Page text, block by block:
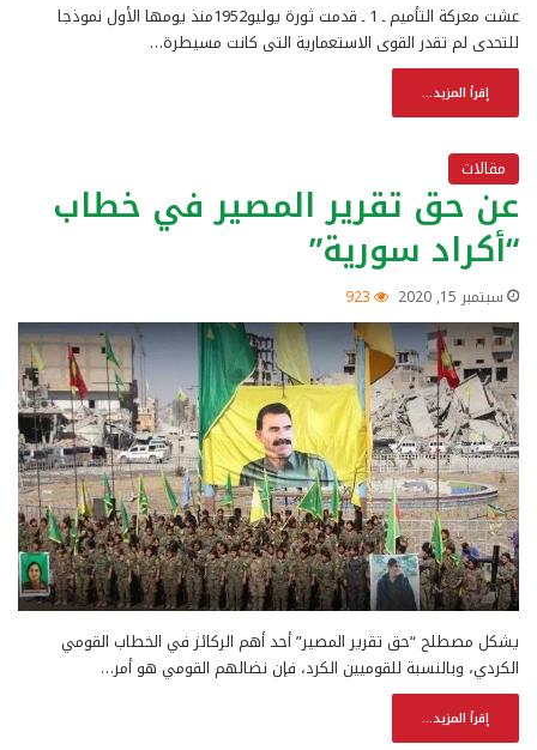
عشت معركة التأميم ـ 1 ـ قدمت ثورة يوليو1952منذ يومها الأول نموذجا
للتحدى لم تقدر القوى الاستعمارية التى كانت مسيطرة…
إقرأ المزيد...
مقالات
عن حق تقرير المصير في خطاب
“أكراد سورية”
سبتمبر 15, 2020 923
يشكل مصطلح “حق تقرير المصير” أحد أهم الركائز في الخطاب القومي
الكردي، وبالنسبة للقوميين الكرد، فإن نضالهم القومي هو أمر…
إقرأ المزيد...